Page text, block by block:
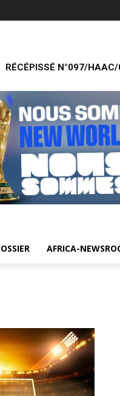
RÉCÉPISSÉ N°097/
AFRICA-